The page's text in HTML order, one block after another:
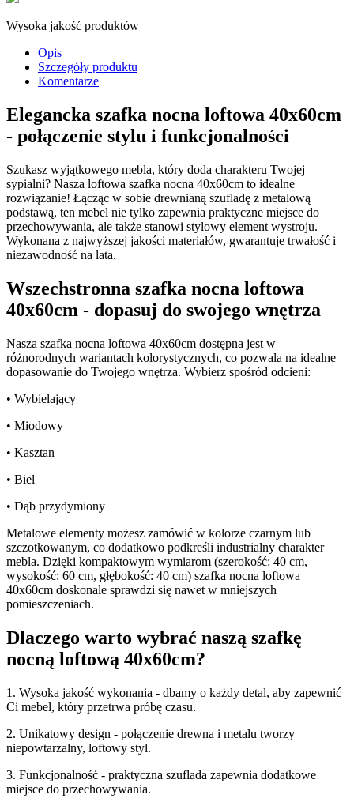
Wysoka jakość produktów
Opis
Szczegóły produktu
Komentarze
Elegancka szafka nocna loftowa 40x60cm
- połączenie stylu i funkcjonalności
Szukasz wyjątkowego mebla, który doda charakteru Twojej
sypialni? Nasza loftowa szafka nocna 40x60cm to idealne
rozwiązanie! Łącząc w sobie drewnianą szufladę z metalową
podstawą, ten mebel nie tylko zapewnia praktyczne miejsce do
przechowywania, ale także stanowi stylowy element wystroju.
Wykonana z najwyższej jakości materiałów, gwarantuje trwałość i
niezawodność na lata.
Wszechstronna szafka nocna loftowa
40x60cm - dopasuj do swojego wnętrza
Nasza szafka nocna loftowa 40x60cm dostępna jest w
różnorodnych wariantach kolorystycznych, co pozwala na idealne
dopasowanie do Twojego wnętrza. Wybierz spośród odcieni:
• Wybielający
• Miodowy
• Kasztan
• Biel
• Dąb przydymiony
Metalowe elementy możesz zamówić w kolorze czarnym lub
szczotkowanym, co dodatkowo podkreśli industrialny charakter
mebla. Dzięki kompaktowym wymiarom (szerokość: 40 cm,
wysokość: 60 cm, głębokość: 40 cm) szafka nocna loftowa
40x60cm doskonale sprawdzi się nawet w mniejszych
pomieszczeniach.
Dlaczego warto wybrać naszą szafkę
nocną loftową 40x60cm?
1. Wysoka jakość wykonania - dbamy o każdy detal, aby zapewnić
Ci mebel, który przetrwa próbę czasu.
2. Unikatowy design - połączenie drewna i metalu tworzy
niepowtarzalny, loftowy styl.
3. Funkcjonalność - praktyczna szuflada zapewnia dodatkowe
miejsce do przechowywania.